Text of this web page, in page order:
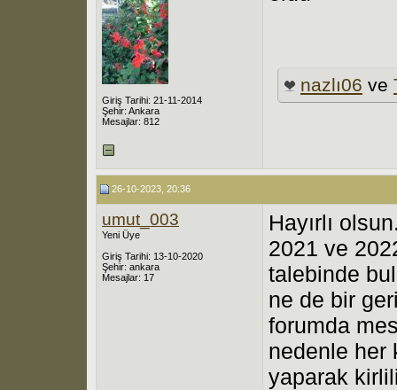
Giriş Tarihi: 21-11-2014
Şehir: Ankara
Mesajlar: 812
nazlı06 ve
26-10-2023, 20:36
umut_003
Yeni Üye
Giriş Tarihi: 13-10-2020
Şehir: ankara
Mesajlar: 17
Hayırlı
2021 ve
talebinde
ne de bir
forumda
nedenle her
yaparak